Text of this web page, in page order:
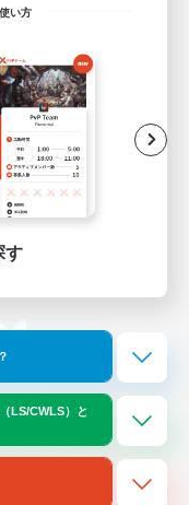
ーポリシー
い方
す
LS/CWLS）と